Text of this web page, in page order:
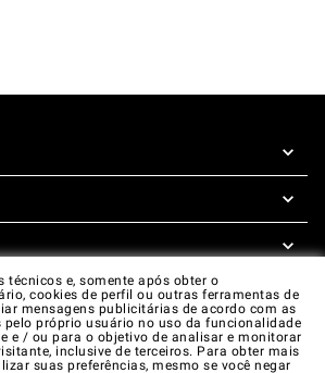
técnicos e, somente após obter o
cookies de perfil ou outras ferramentas de
mensagens publicitárias de acordo com as
pelo próprio usuário no uso da funcionalidade
e / ou para o objetivo de analisar e monitorar
inclusive de terceiros. Para obter mais
suas preferências, mesmo se você negar